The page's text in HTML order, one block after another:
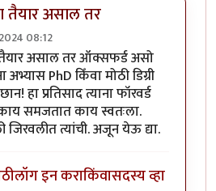
तैयार असाल तर
08:12
बारावी पासbyविवेकपटाईत
असाल तर ऑक्सफर्ड असो
अभ्यास PhD किँवा मोठी डिग्री
हा प्रतिसाद त्याना फॉरवर्ड
समजतात काय स्वतःला.
जिरवलीत त्यांची. अजून येऊ द्या.
लॉग इन कराकिंवासदस्य व्हा